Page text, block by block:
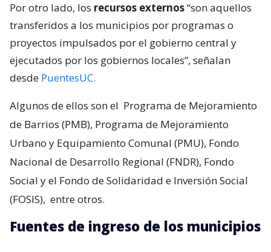
Por otro lado, los recursos externos“son aquellos
transferidos a los municipios por programas o
proyectos impulsados por el gobierno central y
ejecutados por los gobiernos locales”, señalan
desde PuentesUC.
Algunos de ellos son el Programa de Mejoramiento
de Barrios (PMB), Programa de Mejoramiento
Urbano y Equipamiento Comunal (PMU), Fondo
Nacional de Desarrollo Regional (FNDR), Fondo
Social y el Fondo de Solidaridad e Inversión Social
(FOSIS), entre otros.
Fuentes de ingreso de los municipios